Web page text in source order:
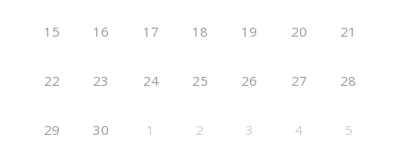
15 16 17 18 19 20 21
22 23 24 25 26 27 28
29 30 1 2 3 4 5